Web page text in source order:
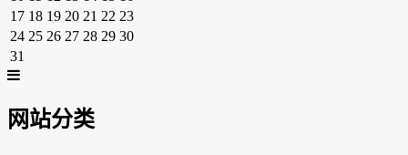
17 18 19 20 21 22 23
24 25 26 27 28 29 30
31
网站分类